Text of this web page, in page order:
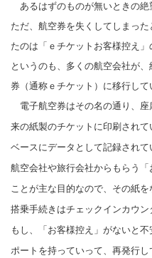
あるはずのものが無いときの絶
ただ、航空券を失くしてしまっ
たのは「ｅチケットお客様控え」
というのも、多くの航空会社が
券（通称ｅチケット）に移行して
電子航空券はその名の通り、座
来の紙製のチケットに印刷され
ベースにデータとして記録されて
航空会社や旅行会社からもらう
ことが主な目的なので、その紙を
搭乗手続きはチェックインカウン
もし、「お客様控え」がないと
ポートを持っていって、再発行し